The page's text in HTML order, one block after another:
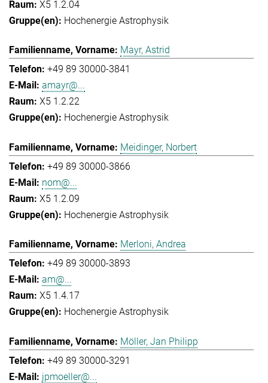
X5 1.2.04
Hochenergie Astrophysik
Mayr, Astrid
+49 89 30000-3841
amayr@...
X5 1.2.22
Hochenergie Astrophysik
Meidinger, Norbert
+49 89 30000-3866
nom@...
X5 1.2.09
Hochenergie Astrophysik
Merloni, Andrea
+49 89 30000-3893
am@...
X5 1.4.17
Hochenergie Astrophysik
Möller, Jan Philipp
+49 89 30000-3291
jpmoeller@...